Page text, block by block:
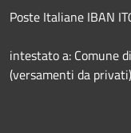
Poste Italiane IBAN
intestato a: Comune
(versamenti da privati)